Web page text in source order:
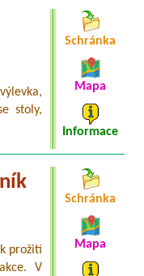
stoly,
Schránka
Mapa
Informace
prožití
V
Schránka
Mapa